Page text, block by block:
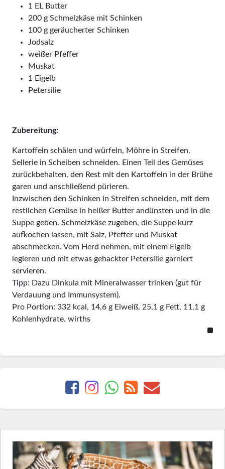
1 EL Butter
200 g Schmelzkäse mit Schinken
100 g geräucherter Schinken
Jodsalz
weißer Pfeffer
Muskat
1 Eigelb
Petersilie
Zubereitung:
Kartoffeln schälen und würfeln, Möhre in Streifen,
Sellerie in Scheiben schneiden. Einen Teil des Gemüses
zurückbehalten, den Rest mit den Kartoffeln in der Brühe
garen und anschließend pürieren.
Inzwischen den Schinken in Streifen schneiden, mit dem
restlichen Gemüse in heißer Butter andünsten und in die
Suppe geben. Schmelzkäse zugeben, die Suppe kurz
aufkochen lassen, mit Salz, Pfeffer und Muskat
abschmecken. Vom Herd nehmen, mit einem Eigelb
legieren und mit etwas gehackter Petersilie garniert
servieren.
Tipp: Dazu Dinkula mit Mineralwasser trinken (gut für
Verdauung und Immunsystem).
Pro Portion: 332 kcal, 14,6 g Eiweiß, 25,1 g Fett, 11,1 g
Kohlenhydrate. wirths